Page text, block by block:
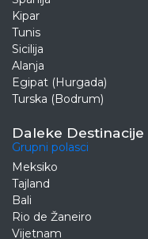
Kipar
Tunis
Sicilija
Alanja
Egipat (Hurgada)
Turska (Bodrum)
Daleke Destinacije
Grupni polasci
Meksiko
Tajland
Bali
Rio de Žaneiro
Vijetnam